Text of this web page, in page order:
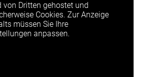
von Dritten gehostet und
Cookies. Zur Anzeige
müssen Sie Ihre
anpassen.